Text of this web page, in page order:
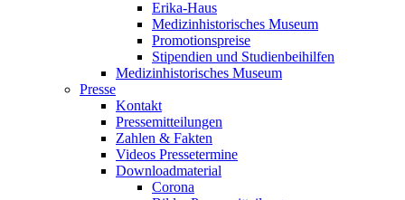
Erika-Haus
Medizinhistorisches Museum
Promotionspreise
Stipendien und Studienbeihilfen
Medizinhistorisches Museum
Presse
Kontakt
Pressemitteilungen
Zahlen & Fakten
Videos Pressetermine
Downloadmaterial
Corona